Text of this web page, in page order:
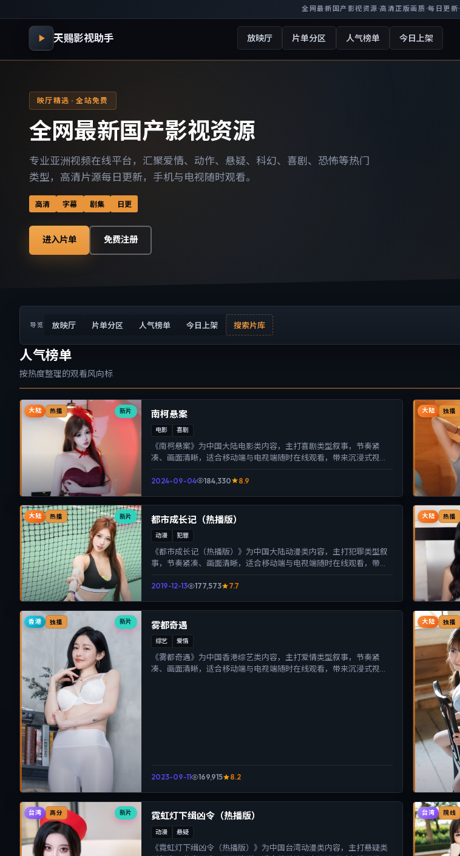
全网最新国产影视资源·高清正版画质·每日更新·
天赐影视助手 放映厅 片单分区 人气榜单 今日上架
映厅精选 · 全站免费
全网最新国产影视资源
专业亚洲视频在线平台，汇聚爱情、动作、悬疑、科幻、喜剧、恐怖等热门
类型，高清片源每日更新，手机与电视随时观看。
高清 字幕 剧集 日更
进入片单 免费注册
导览 放映厅 片单分区 人气榜单 今日上架 搜索片库
人气榜单
按热度整理的观看风向标
新片
大陆 热播 南柯悬案
电影 喜剧
《南柯悬案》为中国大陆电影类内容，主打喜剧类型叙事，节奏紧
凑、画面清晰，适合移动端与电视端随时在线观看，带来沉浸式视听
2024-09-04 184,330 8.9
大陆 独播
新片
大陆 热播 都市成长记（热播版）
动漫 犯罪
《都市成长记（热播版）》为中国大陆动漫类内容，主打犯罪类型叙
事，节奏紧凑、画面清晰，适合移动端与电视端随时在线观看，带来
2019-12-13 177,573 7.7
大陆 热播
新片
香港 独播 雾都奇遇
综艺 爱情
《雾都奇遇》为中国香港综艺类内容，主打爱情类型叙事，节奏紧
凑、画面清晰，适合移动端与电视端随时在线观看，带来沉浸式视听
2023-09-11 169,915 8.2
大陆 独播
新片
台湾 高分 霓虹灯下缉凶令（热播版）
动漫 悬疑
《霓虹灯下缉凶令（热播版）》为中国台湾动漫类内容，主打悬疑类
台湾 院线